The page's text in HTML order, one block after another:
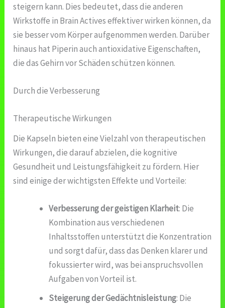
steigern kann. Dies bedeutet, dass die anderen
Wirkstoffe in Brain Actives effektiver wirken können, da
sie besser vom Körper aufgenommen werden. Darüber
hinaus hat Piperin auch antioxidative Eigenschaften,
die das Gehirn vor Schäden schützen können.
Durch die Verbesserung
Therapeutische Wirkungen
Die Kapseln bieten eine Vielzahl von therapeutischen
Wirkungen, die darauf abzielen, die kognitive
Gesundheit und Leistungsfähigkeit zu fördern. Hier
sind einige der wichtigsten Effekte und Vorteile:
Verbesserung der geistigen Klarheit: Die
Kombination aus verschiedenen
Inhaltsstoffen unterstützt die Konzentration
und sorgt dafür, dass das Denken klarer und
fokussierter wird, was bei anspruchsvollen
Aufgaben von Vorteil ist.
Steigerung der Gedächtnisleistung: Die